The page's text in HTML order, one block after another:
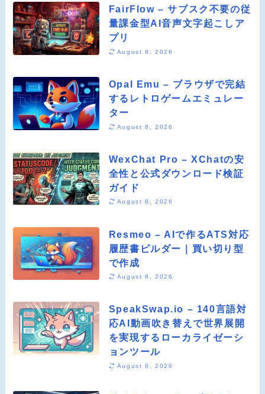
FairFlow – サブスク不要の従
量課金型AI音声文字起こしア
プリ
August 8, 2026
Opal Emu – ブラウザで完結
するレトロゲームエミュレー
ター
August 8, 2026
WexChat Pro – XChatの安
全性と公式ダウンロード検証
ガイド
August 8, 2026
Resmeo – AIで作るATS対応
履歴書ビルダー｜買い切り型
で作成
August 8, 2026
SpeakSwap.io – 140言語対
応AI動画吹き替えで世界展開
を実現するローカライゼーシ
ョンツール
August 8, 2026